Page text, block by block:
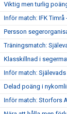
Viktig men turlig
Inför match: IFK Timrå
Persson
Träningsmatch:
Klasskillnad i
Inför match: Själevads
Delad poäng i
Inför match: Storfors